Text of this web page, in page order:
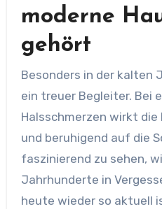
moderne
gehört
Besonders in der kalten
ein treuer Begleiter. Bei
Halsschmerzen wirkt
und beruhigend auf die
faszinierend zu sehen,
Jahrhunderte in
heute wieder so aktuell